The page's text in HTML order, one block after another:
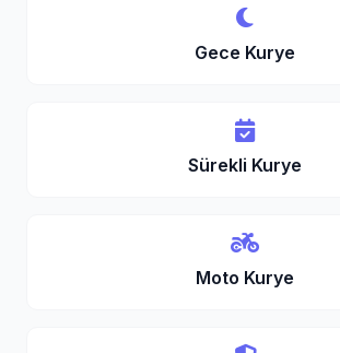
Gece Kurye
Sürekli Kurye
Moto Kurye